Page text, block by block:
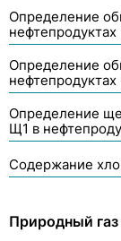
Определение
нефтепродуктах
Определение
нефтепродуктах
Определение
Щ1 в
Содержание
Природный газ